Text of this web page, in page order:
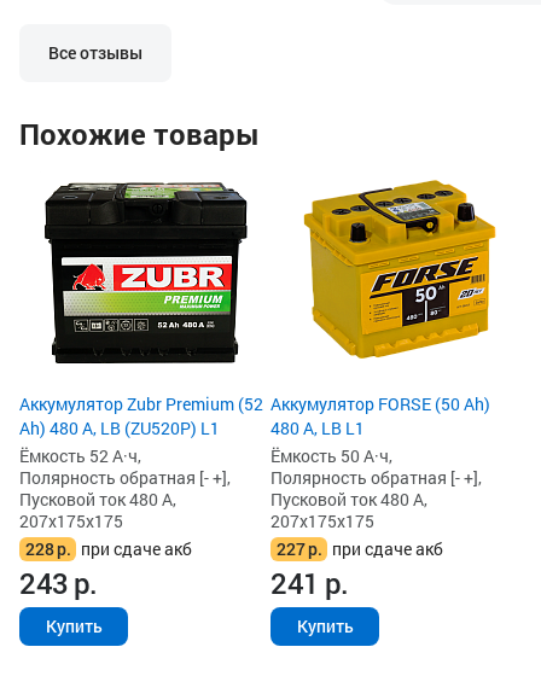
Все отзывы
Похожие товары
Аккумулятор Zubr Premium (52
Ah) 480 А, LB (ZU520P) L1
Ёмкость 52 А·ч,
Полярность обратная [- +],
Пусковой ток 480 А,
207x175x175
228р. при сдаче акб
243р.
Купить
Аккумулятор FORSE (50 Ah)
480 А, LB L1
Ёмкость 50 А·ч,
Полярность обратная [- +],
Пусковой ток 480 А,
207x175x175
227р. при сдаче акб
241 р.
Купить